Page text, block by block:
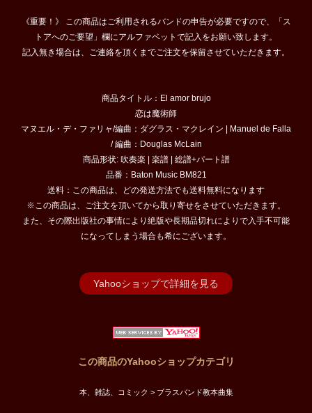
《重要！》 この商品はご利用されるバンドの申告が必要ですので、「ス
トアへのご要望」欄にアルファベットで記入をお願い致します。
記入無き場合は、ご連絡を頂くまでご注文を保留させていただきます。
商品タイトル：El amor brujo
恋は魔術師
マヌエル・デ・ファリャ/編曲：ダグラス・マクレイン | Manuel de Falla
/ 編曲：Douglas McLain
商品形状: 吹奏楽 | 楽譜 | 総譜+パート譜
品番：Baton Music BM821
送料：この商品は、どの発送方法でも送料無料になります
※この商品は、ご注文を頂いてから取り寄せをさせていただきます。
また、その際出版社の事情により絶版や長期品切れによりで入手不可能
になってしまう場合も希にございます。
Yahooショップで詳細を見る
この商品のYahooショップカテゴリ
本、雑誌、コミック > ブラスバンド教本曲集